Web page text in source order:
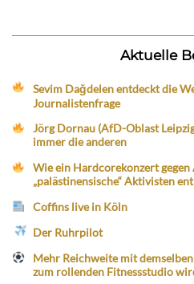
Aktuelle
Sevim Dağdelen entdeckt die
Journalistenfrage
Jörg Dornau (AfD-Oblast
immer die anderen
Wie ein Hardcorekonzert
„palästinensische“ Aktivisten
Coffins live in Köln
Der Ruhrpilot
Mehr Reichweite mit
zum rollenden Fitnessstudio